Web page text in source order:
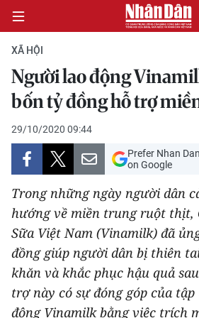
CHÍNH TRỊ
KINH TẾ
VĂN HÓA
XÃ HỘI
PHÁP LUẬT
DU LỊCH
THẾ GIỚI
XÃ HỘI
Người lao động
bốn tỷ đồng hỗ trợ
29/10/2020 09:44
Prefer Nhan Dan
on Google
Trong những ngày người dân
hướng về miền trung ruột thịt,
Sữa Việt Nam (Vinamilk) đã
đồng giúp người dân bị thiên
khăn và khắc phục hậu quả
trợ này có sự đóng góp của
động Vinamilk bằng việc trích